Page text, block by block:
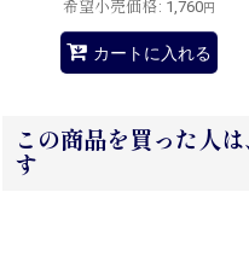
希望小売価格: 1,760円
カートに入れる
この商品を買った人
す